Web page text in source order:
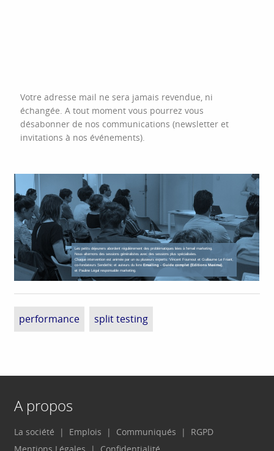
Votre adresse mail ne sera jamais revendue, ni
échangée. A tout moment vous pourrez vous
désabonner de nos communications (newsletter et
invitations à nos événements).
Les petits déjeuners abordent régulièrement des problématiques liées à l'email marketing.
Nous alternons des sessions généralistes avec des sessions plus spécialisées.
Chaque intervention est animée par un ou plusieurs experts. Vincent Fournout et Guillaume Le Friant,
co-fondateurs Sendethic et auteurs du livre Emailing - Guide complet (Editions Maxima),
et Pauline Légal responsable marketing.
performance split testing
A propos
La société Emplois Communiqués
RGPD
Mentions Légales
Confidentialité